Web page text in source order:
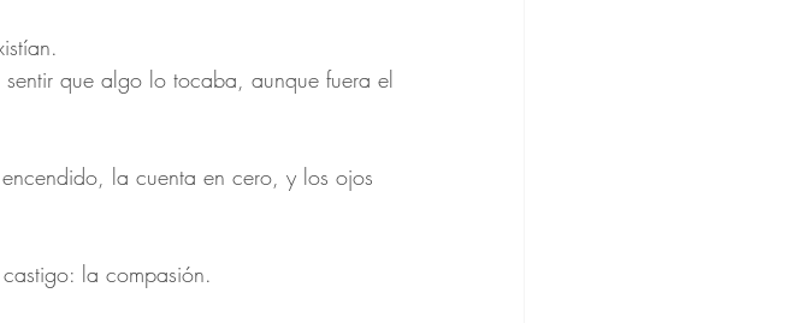
que algo lo tocaba, aunque fuera el
la cuenta en cero, y los ojos
la compasión.